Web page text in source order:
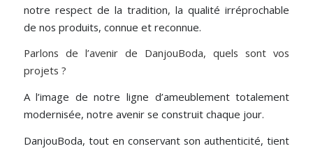
notre respect de la tradition, la qualité irréprochable
de nos produits, connue et reconnue.
Parlons de l’avenir de DanjouBoda, quels sont vos
projets ?
A l’image de notre ligne d’ameublement totalement
modernisée, notre avenir se construit chaque jour.
DanjouBoda, tout en conservant son authenticité, tient